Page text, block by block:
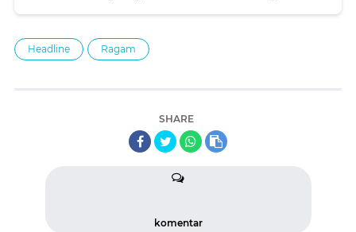
Headline Ragam
SHARE
komentar